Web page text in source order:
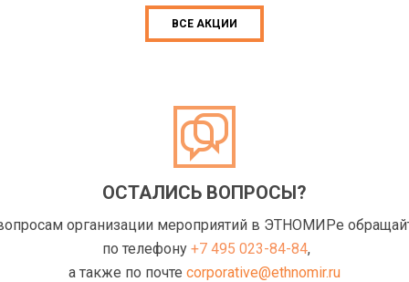
ВСЕ АКЦИИ
ОСТАЛИСЬ ВОПРОСЫ?
организации мероприятий в ЭТНОМИРе
по телефону +7 495 023-84-84,
а также по почте corporative@ethnomir.ru